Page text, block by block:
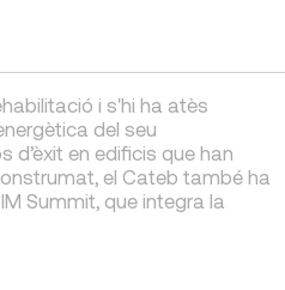
i s'hi ha atès
del seu
d’èxit en edificis que han
el Cateb també ha
Summit, que integra la